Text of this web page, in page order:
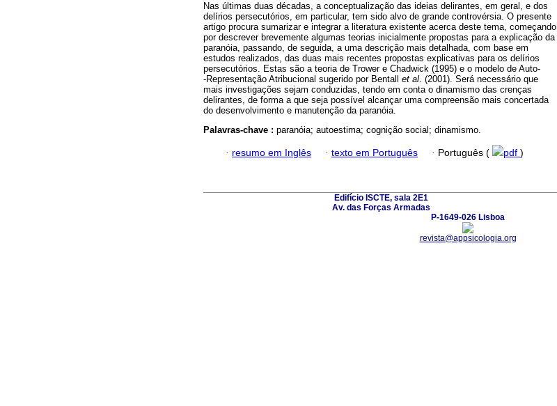
Nas últimas duas décadas, a conceptualização das ideias delirantes, em geral, e dos
delírios persecutórios, em particular, tem sido alvo de grande contro­vérsia. O presente
artigo procura sumarizar e integrar a literatura existente acerca deste tema, começando
por descrever brevemente algumas teorias inicialmente propostas para a explicação da
paranóia, passando, de seguida, a uma descrição mais detalhada, com base em
estudos realizados, das duas mais recentes propostas explicativas para os delírios
persecutórios. Estas são a teoria de Trower e Chadwick (1995) e o modelo de Auto­
‑Representação Atribucional sugerido por Bentall et al. (2001). Será necessário que
mais investigações sejam conduzidas, tendo em conta o dina­mismo das crenças
delirantes, de forma a que seja possível alcançar uma com­preensão mais concertada
do desenvolvimento e manutenção da paranóia.
Palavras-chave : paranóia; auto­estima; cognição­ social; dinamismo.
· resumo em Inglês · texto em Português · Português ( pdf )
Edifício ISCTE, sala 2E1
Av. das Forças Armadas
P-1649-026 Lisboa
revista@appsicologia.org